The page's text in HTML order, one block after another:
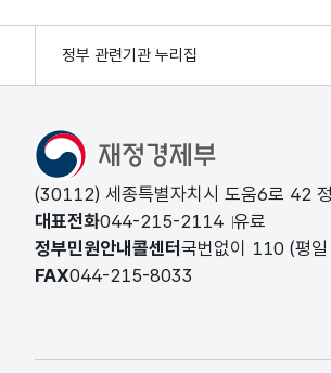
정부 관련기관 누리집
(30112) 세종특별자치시 도움6로 42
대표전화044-215-2114 유료
정부민원안내콜센터 국번없이 110 (평
FAX044-215-8033